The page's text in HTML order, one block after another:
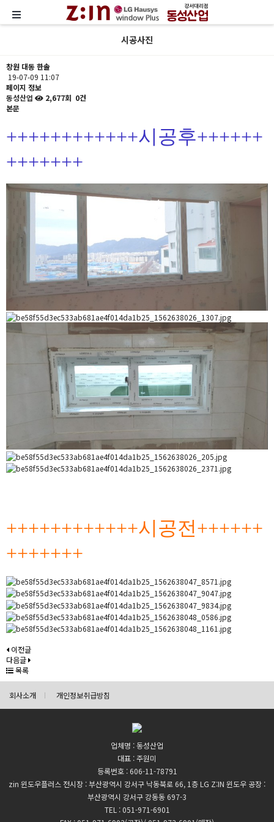
시공사진
창원 대동 한솔
19-07-09 11:07
페이지 정보
동성산업
2,677회 0건
본문
++++++++++++시공후++++++
+++++++
++++++++++++시공전++++++
+++++++
이전글
다음글
목록
회사소개 개인정보취급방침
업체명 : 동성산업
대표 : 주원미
등록번호 : 606-11-78791
zin 윈도우플러스 전시장 : 부산광역시 강서구 낙동북로 66, 1층 LG Z:IN 윈도우 공장 :
부산광역시 강서구 강동동 697-3
TEL : 051-971-6901